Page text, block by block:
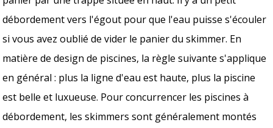
débordement vers l'égout pour que l'eau puisse s'écouler
si vous avez oublié de vider le panier du skimmer. En
matière de design de piscines, la règle suivante s'applique
en général : plus la ligne d'eau est haute, plus la piscine
est belle et luxueuse. Pour concurrencer les piscines à
débordement, les skimmers sont généralement montés